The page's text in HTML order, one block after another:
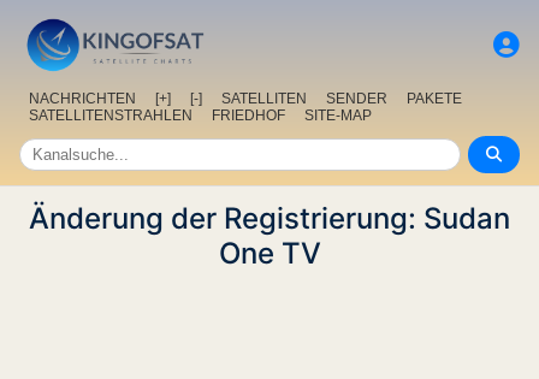
NACHRICHTEN [+] [-] SATELLITEN SENDER
PAKETE
SATELLITENSTRAHLEN
FRIEDHOF SITE-MAP
Änderung der Registrierung: Sudan
One TV